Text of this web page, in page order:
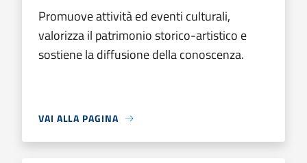
Promuove attività ed eventi culturali,
valorizza il patrimonio storico-artistico e
sostiene la diffusione della conoscenza.
VAI ALLA PAGINA